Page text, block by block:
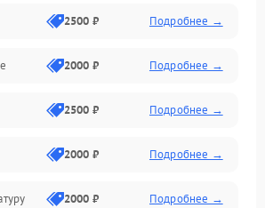
2500 ₽ Подробнее →
2000 ₽ Подробнее →
2500 ₽ Подробнее →
2000 ₽ Подробнее →
2000 ₽ Подробнее →